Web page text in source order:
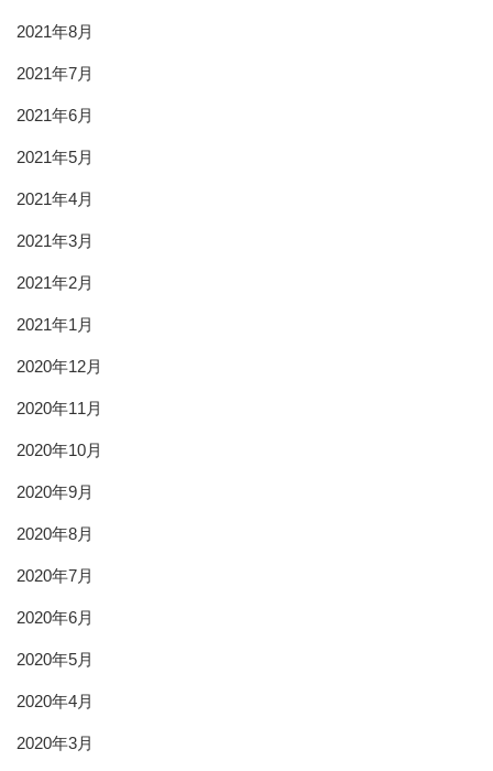
2021年8月
2021年7月
2021年6月
2021年5月
2021年4月
2021年3月
2021年2月
2021年1月
2020年12月
2020年11月
2020年10月
2020年9月
2020年8月
2020年7月
2020年6月
2020年5月
2020年4月
2020年3月